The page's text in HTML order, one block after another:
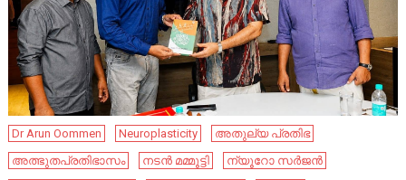
Dr Arun Oommen Neuroplasticity
അതുല്യ പ്രതിഭ
അത്ഭുതപ്രതിഭാസം
നടൻ മമ്മൂട്ടി
ന്യൂറോ സർജൻ